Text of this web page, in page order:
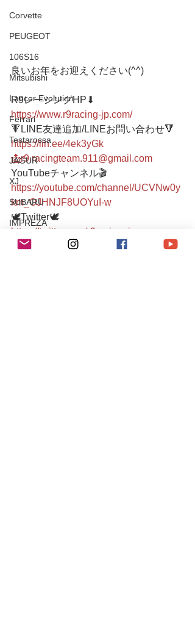
Corvette
PEUGEOT
106S16
Mitsubishi
Lancer Evolution
Ferrari
Testarossa
JAGUR
XJ
SUBARU
IMPREZA
Maserati
良いお年をお迎えください(^^)
R9レーシングHP⬇︎
https://www.r9racing-jp.com/
🔻LINE友達追加/LINEお問い合わせ🔻
https://lin.ee/4ek3yGk
📩r9.racingteam.911@gmail.com
YouTubeチャンネル🎬
https://youtube.com/channel/UCVNw0y
km_OJHNJF8UOYuI-w
🕊Twitter🕊
https://twitter.com/r9racing_japan
TEL/FAX 03-6336-0775